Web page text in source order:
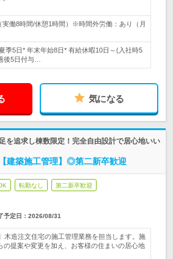
実働8時間/休憩1時間）※時間外労働：あり（月
季5日* 年末年始8日* 有給休暇10日～(入社時5
後5日付与…
気になる
を追求し棟数限定！完全自由設計で居心地いい
建築施工管理】◎第二新卒歓迎
転勤なし 第二新卒歓迎
予定日： 2026/08/31
木造注文住宅の施工管理業務を担当します。施
の提案や変更を加え、お客様の住まいの居心地